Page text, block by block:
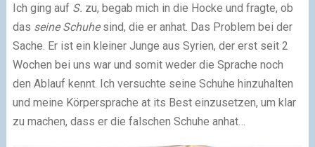
Ich ging auf S. zu, begab mich in die Hocke und fragte, ob
das seine Schuhesind, die er anhat. Das Problem bei der
Sache. Er ist ein kleiner Junge aus Syrien, der erst seit 2
Wochen bei uns war und somit weder die Sprache noch
den Ablauf kennt. Ich versuchte seine Schuhe hinzuhalten
und meine Körpersprache at its Best einzusetzen, um klar
zu machen, dass er die falschen Schuhe anhat…